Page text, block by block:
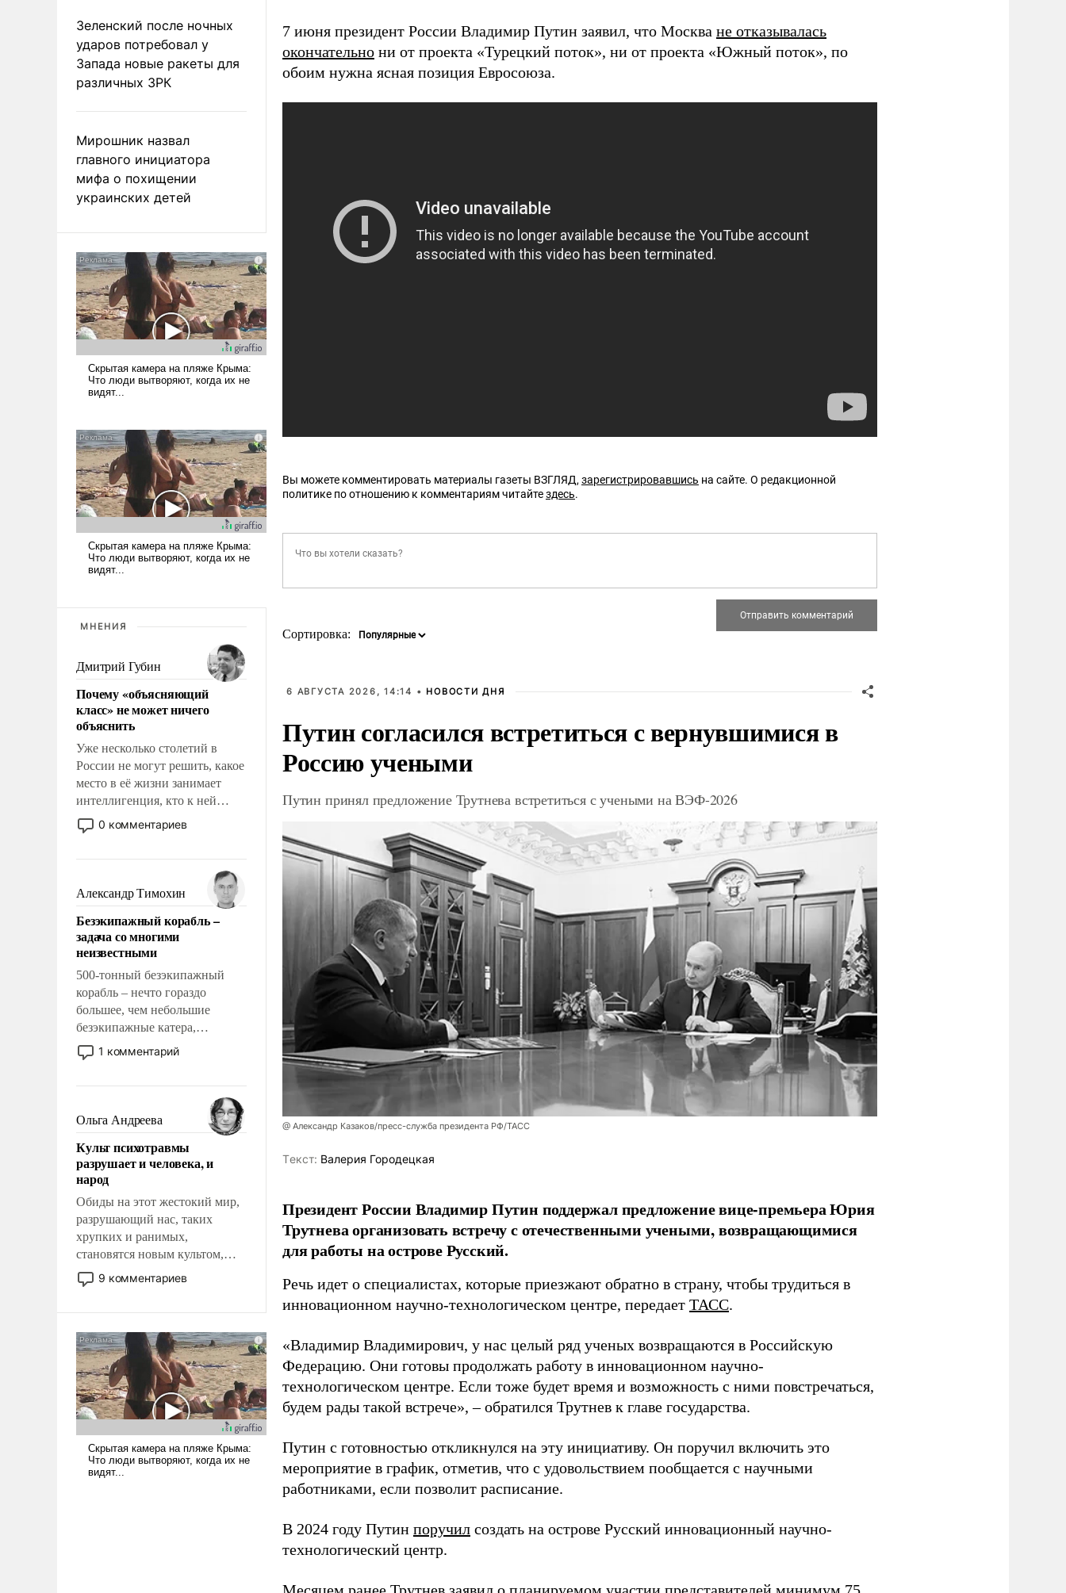
Зеленский после ночных
ударов потребовал у
Запада новые ракеты для
различных ЗРК
Мирошник назвал
главного инициатора
мифа о похищении
украинских детей
МНЕНИЯ
Дмитрий Губин
Почему «объясняющий
класс» не может ничего
объяснить
Уже несколько столетий в
России не могут решить, какое
место в её жизни занимает
интеллигенция, кто к ней
принадлежит, а кого из неё
исключили с правом
чем она отличается от просто
образованных людей. Иногда
казалось, что эти вопросы
решены раз и навсегда, но –
нет, не решены.
0 комментариев
Александр Тимохин
Безэкипажный корабль –
задача со многими
неизвестными
500-тонный безэкипажный
корабль – нечто гораздо
большее, чем небольшие
безэкипажные катера,
применение которых уже
стало обыденностью. Задача по
сложна и амбициозна. Однако
и ее реализация радикально
поднимет наши боевые
возможности.
1 комментарий
Ольга Андреева
Культ психотравмы
разрушает и человека, и
народ
Обиды на этот жестокий мир,
разрушающий нас, таких
хрупких и ранимых,
становятся новым культом,
постепенно вытесняя и
отменяя традиционное
ударами судьбы, брать на себя
ответственность, помогать
слабым, идти вперед и
адаптироваться.
9 комментариев
7 июня президент России Владимир Путин заявил, что Москва не отказывалась
окончательно ни от проекта «Турецкий поток», ни от проекта «Южный поток», по
обоим нужна ясная позиция Евросоюза.
Вы можете комментировать материалы газеты ВЗГЛЯД, зарегистрировавшись на сайте. О редакционной
политике по отношению к комментариям читайтездесь.
Сортировка:
6 АВГУСТА 2026, 14:14 • НОВОСТИ ДНЯ
Путин согласился встретиться с вернувшимися в
Россию учеными
Путин принял предложение Трутнева встретиться с учеными на ВЭФ-2026
@ Александр Казаков/пресс-служба президента РФ/ТАСС
Tекст: Валерия Городецкая
Президент России Владимир Путин поддержал предложение вице-премьера Юрия
Трутнева организовать встречу с отечественными учеными, возвращающимися
для работы на острове Русский.
Речь идет о специалистах, которые приезжают обратно в страну, чтобы трудиться в
инновационном научно-технологическом центре, передает ТАСС.
«Владимир Владимирович, у нас целый ряд ученых возвращаются в Российскую
Федерацию. Они готовы продолжать работу в инновационном научно-
технологическом центре. Если тоже будет время и возможность с ними повстречаться,
будем рады такой встрече», – обратился Трутнев к главе государства.
Путин с готовностью откликнулся на эту инициативу. Он поручил включить это
мероприятие в график, отметив, что с удовольствием пообщается с научными
работниками, если позволит расписание.
В 2024 году Путин поручил создать на острове Русский инновационный научно-
технологический центр.